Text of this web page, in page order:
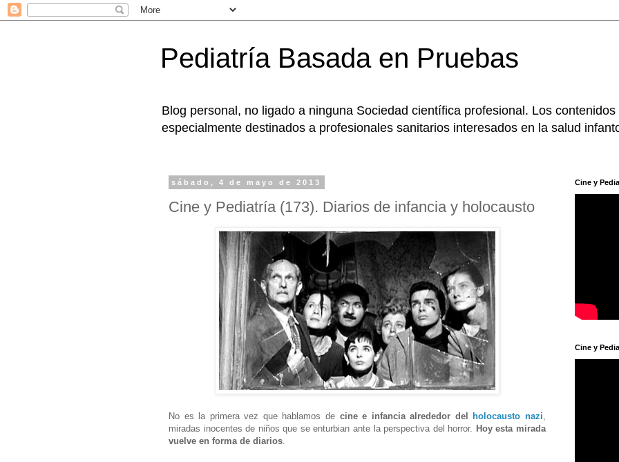
Pediatría Basada en Pruebas
Blog personal, no ligado a ninguna Sociedad científica profesional. Los
especialmente destinados a profesionales sanitarios interesados en la salud
sábado, 4 de mayo de 2013
Cine y Pediatría (173). Diarios de infancia y holocausto
No es la primera vez que hablamos de cine e infancia alrededor del holocausto nazi
miradas inocentes de niños que se enturbian ante la perspectiva del horror. Hoy esta mirada
vuelve en forma de diarios
Cine y
Cine y